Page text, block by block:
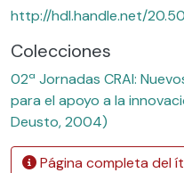
http://hdl.handle.net/
Colecciones
02ª Jornadas CRAI:
para el apoyo a la
Deusto, 2004)
Página completa del